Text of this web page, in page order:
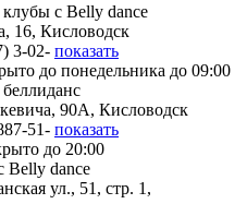
с Belly dance
16, Кисловодск
3-02- показать
до понедельника до 09:00
90А, Кисловодск
51- показать
до 20:00
Belly dance
ул., 51, стр. 1,